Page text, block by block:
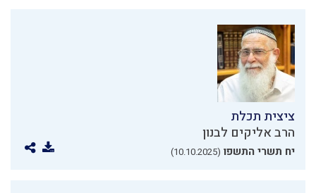
ציצית תכלת
הרב אליקים לבנון
יח תשרי התשפו (10.10.2025)